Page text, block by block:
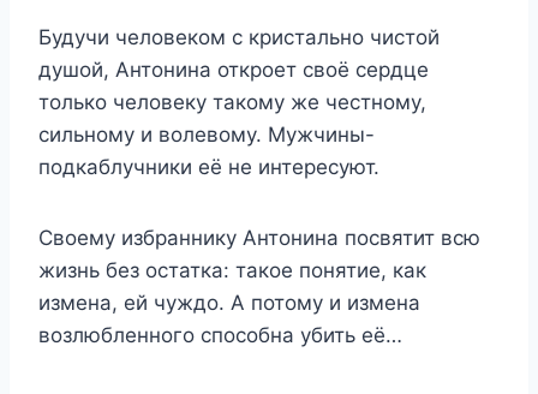
Будучи человеком с кристально чистой
душой, Антонина откроет своё сердце
только человеку такому же честному,
сильному и волевому. Мужчины-
подкаблучники её не интересуют.
Своему избраннику Антонина посвятит всю
жизнь без остатка: такое понятие, как
измена, ей чуждо. А потому и измена
возлюбленного способна убить её…